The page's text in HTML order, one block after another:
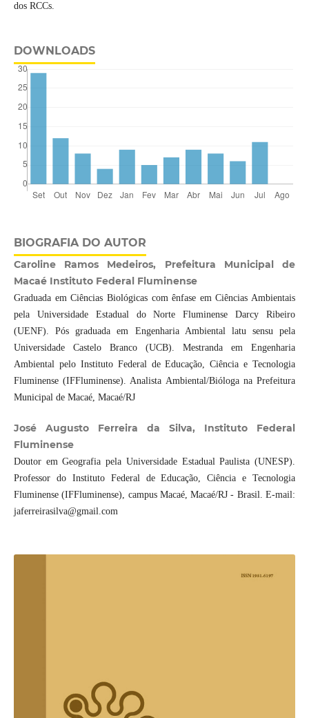
dos RCCs.
DOWNLOADS
BIOGRAFIA DO AUTOR
Caroline Ramos Medeiros, Prefeitura Municipal de
Macaé Instituto Federal Fluminense
Graduada em Ciências Biológicas com ênfase em Ciências Ambientais
pela Universidade Estadual do Norte Fluminense Darcy Ribeiro
(UENF). Pós graduada em Engenharia Ambiental latu sensu pela
Universidade Castelo Branco (UCB). Mestranda em Engenharia
Ambiental pelo Instituto Federal de Educação, Ciência e Tecnologia
Fluminense (IFFluminense). Analista Ambiental/Bióloga na Prefeitura
Municipal de Macaé, Macaé/RJ
José Augusto Ferreira da Silva, Instituto Federal
Fluminense
Doutor em Geografia pela Universidade Estadual Paulista (UNESP).
Professor do Instituto Federal de Educação, Ciência e Tecnologia
Fluminense (IFFluminense), campus Macaé, Macaé/RJ - Brasil. E-mail:
jaferreirasilva@gmail.com